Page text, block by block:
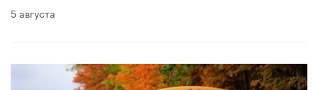
5 августа